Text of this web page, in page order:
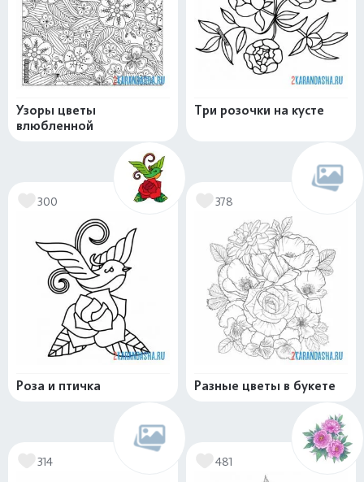
Узоры цветы
влюбленной
Три розочки на кусте
300
Роза и птичка
378
Разные цветы в букете
314 481